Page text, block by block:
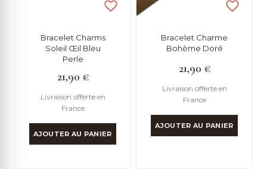
Bracelet Charms
Soleil Œil Bleu
Perle
21,90 €
Livraison offerte en
France
AJOUTER AU PANIER
Bracelet Charme
Bohème Doré
21,90 €
Livraison offerte en
France
AJOUTER AU PANIER